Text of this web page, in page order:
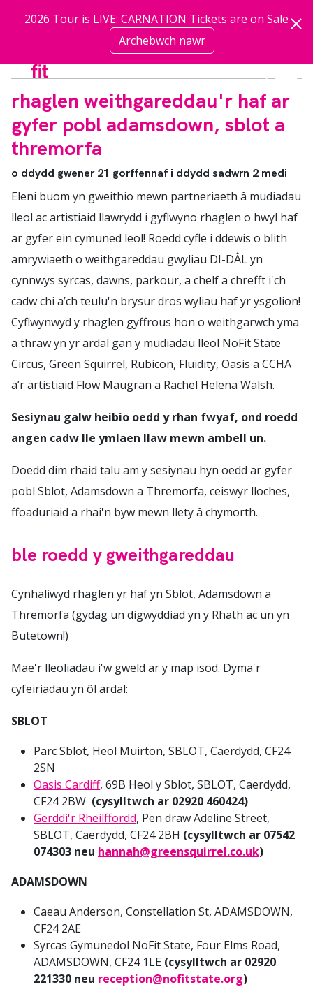
2026 Tour is LIVE: CARNATION Tickets are on Sale
Archebwch nawr
rhaglen weithgareddau'r haf ar
gyfer pobl adamsdown, sblot a
thremorfa
o ddydd gwener 21 gorffennaf i ddydd sadwrn 2 medi
Eleni buom yn gweithio mewn partneriaeth â mudiadau
lleol ac artistiaid llawrydd i gyflwyno rhaglen o hwyl haf
ar gyfer ein cymuned leol! Roedd cyfle i ddewis o blith
amrywiaeth o weithgareddau gwyliau DI-DÂL yn
cynnwys syrcas, dawns, parkour, a chelf a chrefft i'ch
cadw chi a’ch teulu'n brysur dros wyliau haf yr ysgolion!
Cyflwynwyd y rhaglen gyffrous hon o weithgarwch yma
a thraw yn yr ardal gan y mudiadau lleol NoFit State
Circus, Green Squirrel, Rubicon, Fluidity, Oasis a CCHA
a’r artistiaid Flow Maugran a Rachel Helena Walsh.
Sesiynau galw heibio oedd y rhan fwyaf, ond roedd
angen cadw lle ymlaen llaw mewn ambell un.
Doedd dim rhaid talu am y sesiynau hyn oedd ar gyfer
pobl Sblot, Adamsdown a Thremorfa, ceiswyr lloches,
ffoaduriaid a rhai'n byw mewn llety â chymorth.
ble roedd y gweithgareddau
Cynhaliwyd rhaglen yr haf yn Sblot, Adamsdown a
Thremorfa (gydag un digwyddiad yn y Rhath ac un yn
Butetown!)
Mae'r lleoliadau i'w gweld ar y map isod. Dyma'r
cyfeiriadau yn ôl ardal:
SBLOT
Parc Sblot, Heol Muirton, SBLOT, Caerdydd, CF24
2SN
Oasis Cardiff, 69B Heol y Sblot, SBLOT, Caerdydd,
CF24 2BW (cysylltwch ar 02920 460424)
Gerddi'r Rheilffordd, Pen draw Adeline Street,
SBLOT, Caerdydd, CF24 2BH (cysylltwch ar 07542
074303 neu hannah@greensquirrel.co.uk)
ADAMSDOWN
Caeau Anderson, Constellation St, ADAMSDOWN,
CF24 2AE
Syrcas Gymunedol NoFit State, Four Elms Road,
ADAMSDOWN, CF24 1LE (cysylltwch ar 02920
221330 neu reception@nofitstate.org)